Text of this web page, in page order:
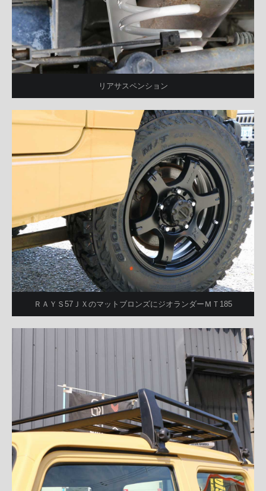
リアサスペンション
ＲＡＹＳ57ＪＸのマットブロンズにジオランダーＭＴ185